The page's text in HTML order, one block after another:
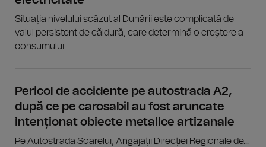
Situația nivelului scăzut al Dunării este complicată de
valul persistent de căldură, care determină o creștere a
consumului...
Pericol de accidente pe autostrada A2,
după ce pe carosabil au fost aruncate
intenționat obiecte metalice artizanale
Pe Autostrada Soarelui, Angajații Direcției Regionale de...